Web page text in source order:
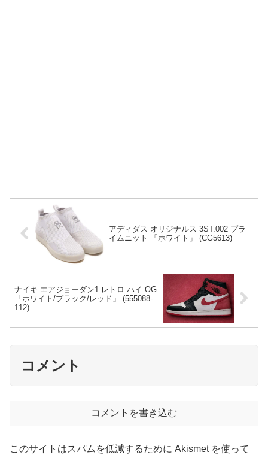
アディダス オリジナルス 3ST.002 プラ
イムニット 「ホワイト」 (CG5613)
ナイキ エアジョーダン1 レトロ ハイ OG
「ホワイト/ブラック/レッド」 (555088-
112)
コメント
コメントを書き込む
このサイトはスパムを低減するために Akismet を使って